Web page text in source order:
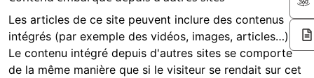
Les articles de ce site peuvent inclure des contenus
intégrés (par exemple des vidéos, images, articles…).
Le contenu intégré depuis d'autres sites se comporte
de la même manière que si le visiteur se rendait sur cet